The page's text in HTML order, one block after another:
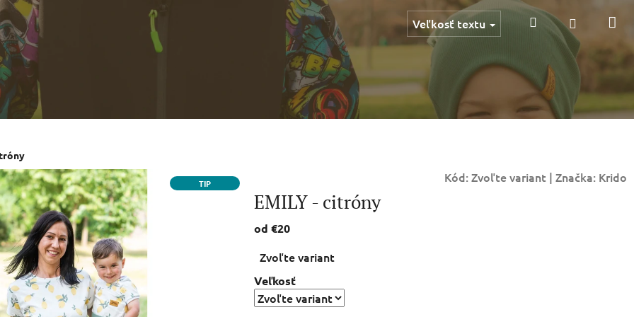
Veľkosť textu Hľadať
TIP Kód:Zvoľte variant | Značka: Krido
EMILY - citróny
od €20
cena:
Zvoľte variant
Veľkosť